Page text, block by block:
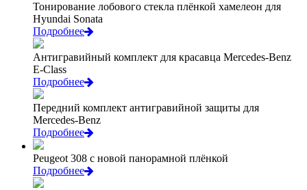
Тонирование лобового стекла плёнкой хамелеон для
Hyundai Sonata
Подробнее
Антигравийный комплект для красавца Mercedes-Benz
E-Class
Подробнее
Передний комплект антигравийной защиты для
Mercedes-Benz
Подробнее
Peugeot 308 с новой панорамной плёнкой
Подробнее